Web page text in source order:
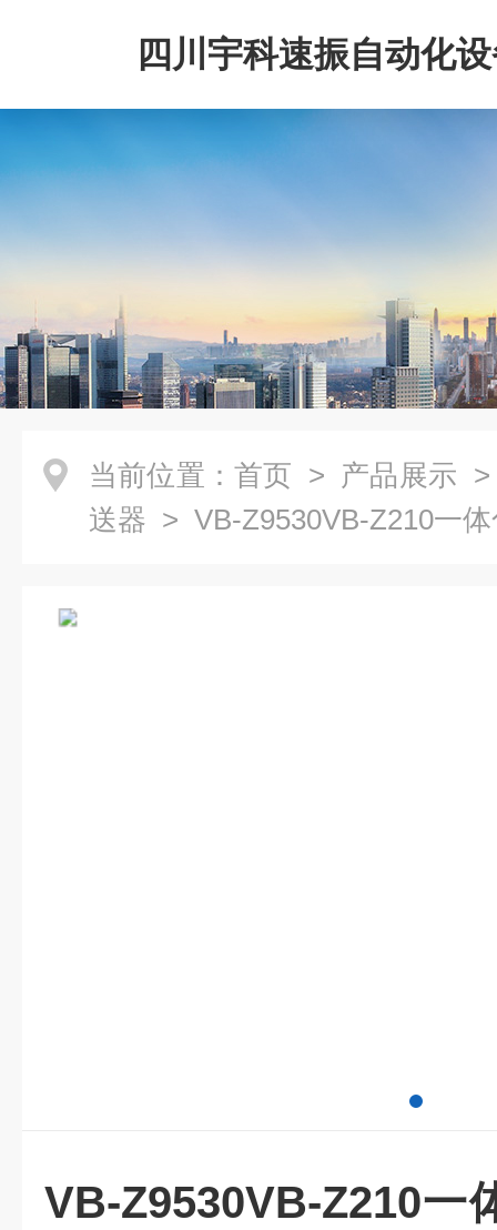
四川宇科速振自动化
公司
当前位置： 首页 > 产品展示
送器 > VB-Z9530VB-Z210一
VB-Z9530VB-Z210一